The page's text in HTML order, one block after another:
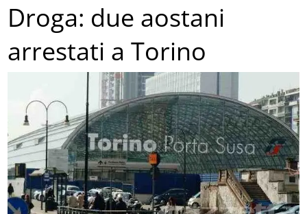
Droga: due aostani
arrestati a Torino